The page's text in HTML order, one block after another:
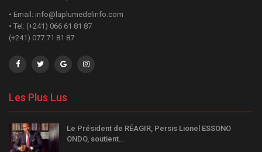
• Email: info@laplumedelinfo.com
• Tel: (+241) 066 61 81 87
(+241) 077 71 81 87
Les Plus Lus
Le Président de RÉAGIR, Persis Lionel ESSONO
ONDO, soutient…